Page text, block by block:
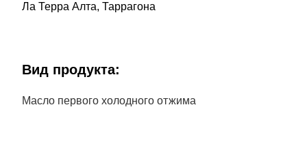
Ла Терра Алта, Таррагона
Bид продукта:
Масло первого холодного отжима